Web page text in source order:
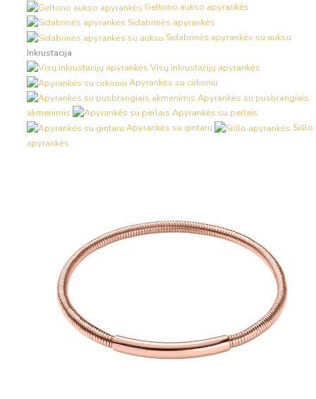
Geltono aukso apyrankės
Sidabrinės apyrankės
Sidabrinės apyrankės su auksu
Inkrustacija
Visų inkrustacijų apyrankės
Apyrankės su cirkoniu
Apyrankės su pusbrangiais
akmenimis
Apyrankės su perlais
Apyrankės su gintaru
Siūlo
apyrankės